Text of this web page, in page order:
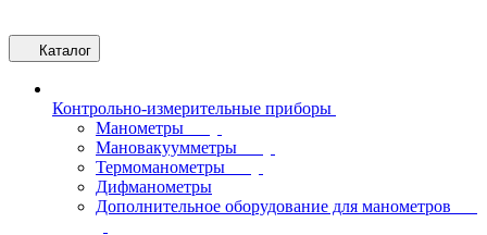
Каталог
Контрольно-измерительные приборы
Манометры
Мановакуумметры
Термоманометры
Дифманометры
Дополнительное оборудование для манометров